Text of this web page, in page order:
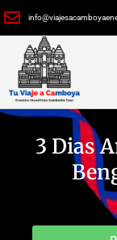
Ir
al
contenido
3 Dias